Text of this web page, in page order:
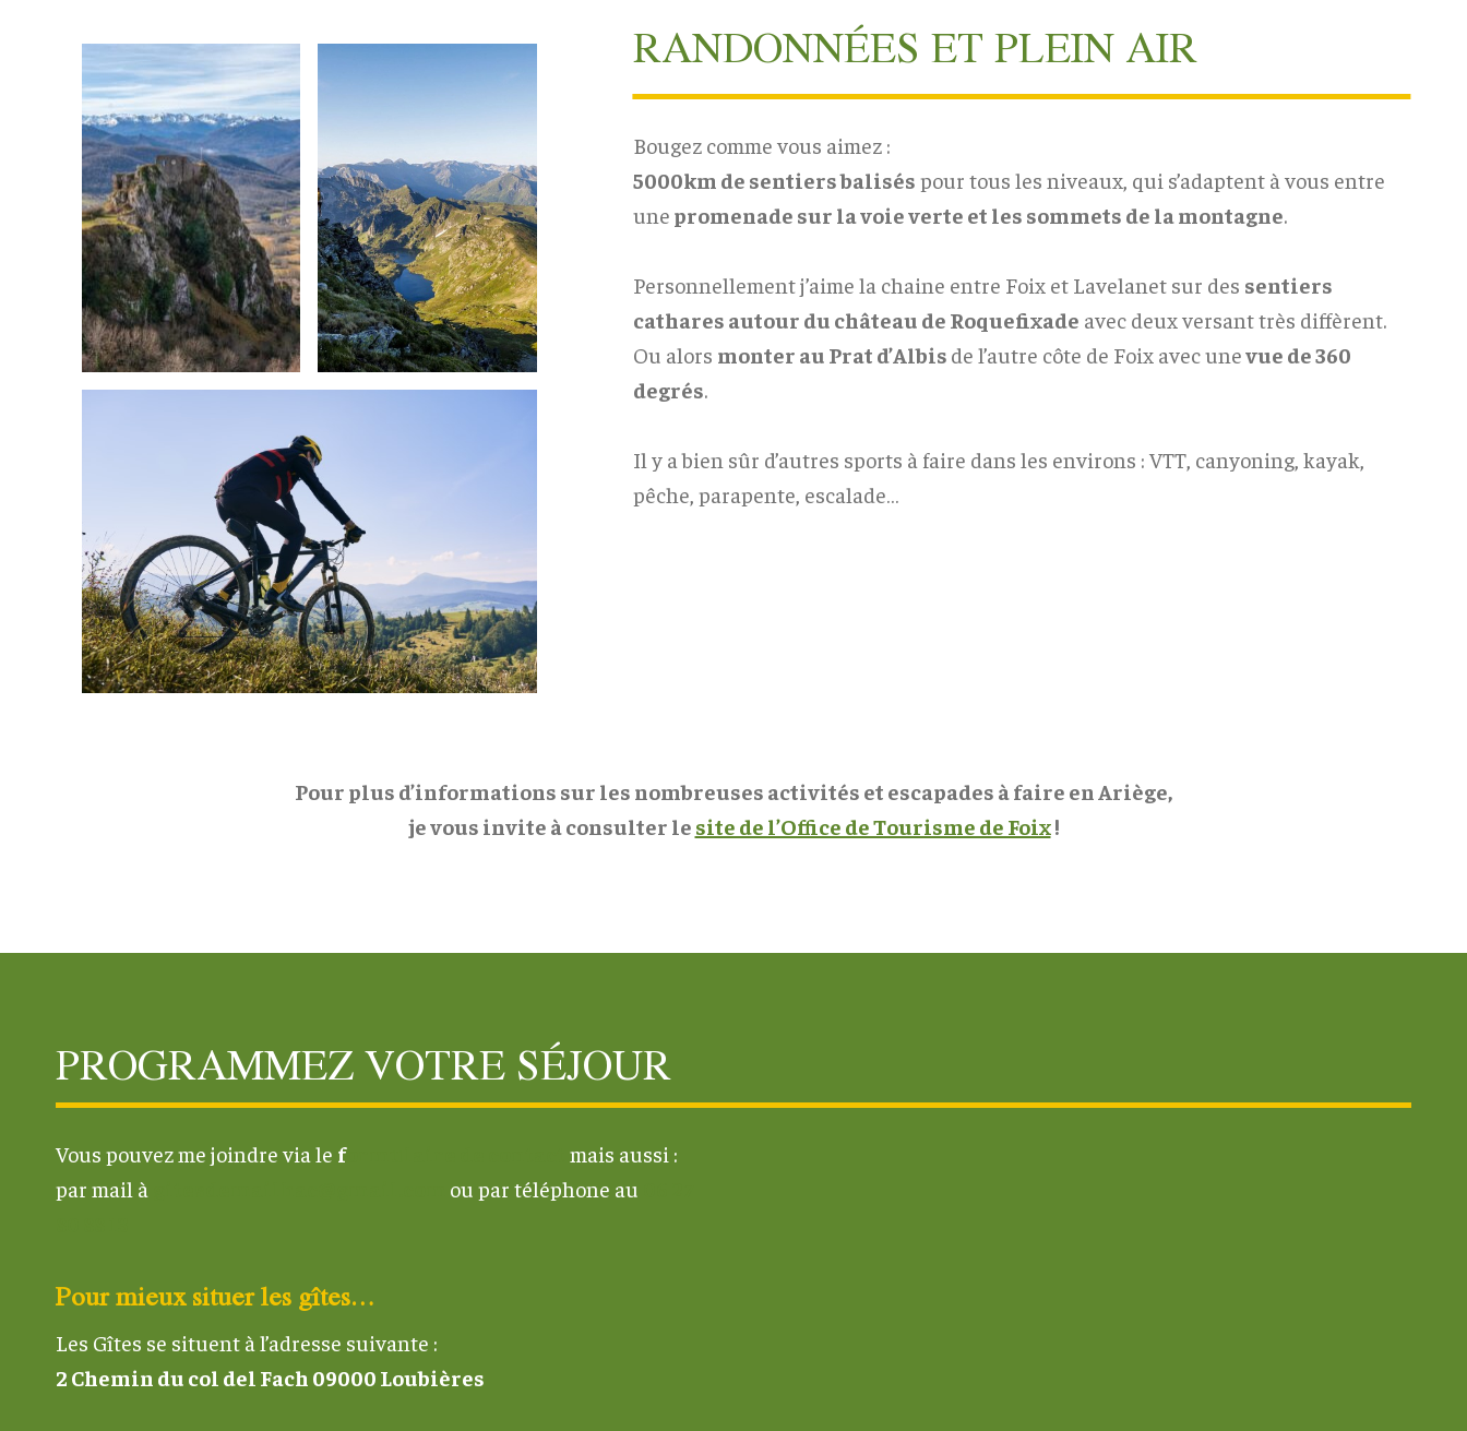
RANDONNÉES ET PLEIN AIR
Bougez comme vous aimez :
5000km de sentiers balisés pour tous les niveaux, qui s’adaptent à vous entre
une promenade sur la voie verte et les sommets de la montagne.
Personnellement j’aime la chaine entre Foix et Lavelanet sur des sentiers
cathares autour du château de Roquefixade avec deux versant très diffèrent.
Ou alors monter au Prat d’Albis de l’autre côte de Foix avec unevue de 360
degrés.
Il y a bien sûr d’autres sports à faire dans les environs : VTT, canyoning, kayak,
pêche, parapente, escalade…
Pour plus d’informations sur les nombreuses activités et escapades à faire en Ariège,
je vous invite à consulter le site de l’Office de Tourisme de Foix!
PROGRAMMEZ VOTRE SÉJOUR
Vous pouvez me joindre via le formulaire de contact
mais aussi :
par mail à
ou par téléphone au
Pour mieux situer les gîtes…
Les Gîtes se situent à l’adresse suivante :
2 Chemin du col del Fach 09000 Loubières